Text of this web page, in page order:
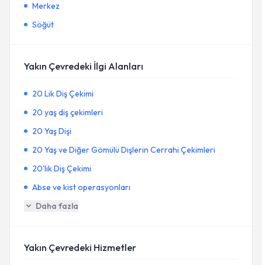
Merkez
Söğüt
Yakın Çevredeki İlgi Alanları
20 Lik Diş Çekimi
20 yaş diş çekimleri
20 Yaş Dişi
20 Yaş ve Diğer Gömülü Dişlerin Cerrahi Çekimleri
20'lik Diş Çekimi
Abse ve kist operasyonları
Daha fazla
Yakın Çevredeki Hizmetler